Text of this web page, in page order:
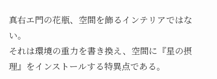
真右エ門の花瓶、空間を飾るインテリアではな
い。
それは環境の重力を書き換え、空間に『星の摂
理』をインストールする特異点である。